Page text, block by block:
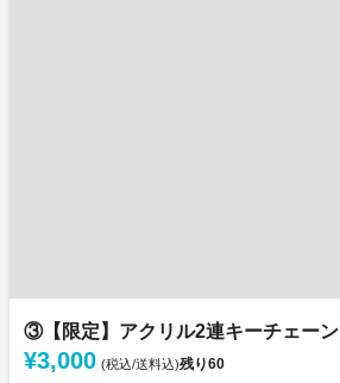
③【限定】アクリル2連キーチェーン
¥3,000 (税込/送料込)残り60